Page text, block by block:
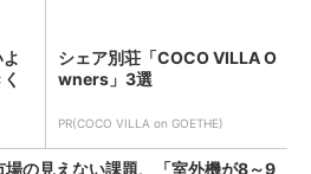
シェア別荘「COCO VILLA O
wners」3選
PR(COCO VILLA on GOETHE)
場の見えない課題、「室外機が8～9